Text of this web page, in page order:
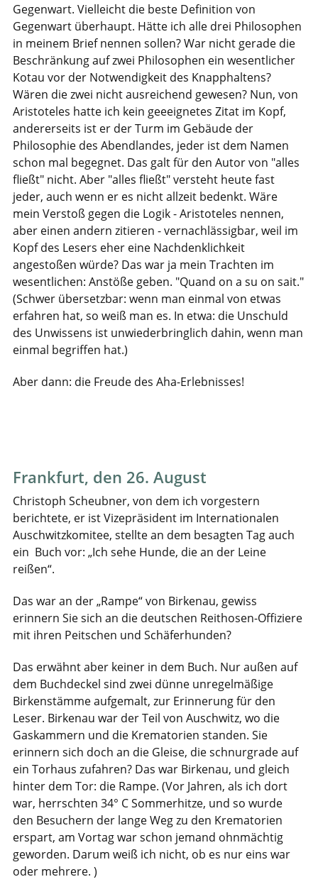
Gegenwart. Vielleicht die beste Definition von
Gegenwart überhaupt. Hätte ich alle drei Philosophen
in meinem Brief nennen sollen? War nicht gerade die
Beschränkung auf zwei Philosophen ein wesentlicher
Kotau vor der Notwendigkeit des Knapphaltens?
Wären die zwei nicht ausreichend gewesen? Nun, von
Aristoteles hatte ich kein geeeignetes Zitat im Kopf,
andererseits ist er der Turm im Gebäude der
Philosophie des Abendlandes, jeder ist dem Namen
schon mal begegnet. Das galt für den Autor von "alles
fließt" nicht. Aber "alles fließt" versteht heute fast
jeder, auch wenn er es nicht allzeit bedenkt. Wäre
mein Verstoß gegen die Logik - Aristoteles nennen,
aber einen andern zitieren - vernachlässigbar, weil im
Kopf des Lesers eher eine Nachdenklichkeit
angestoßen würde? Das war ja mein Trachten im
wesentlichen: Anstöße geben. "Quand on a su on sait."
(Schwer übersetzbar: wenn man einmal von etwas
erfahren hat, so weiß man es. In etwa: die Unschuld
des Unwissens ist unwiederbringlich dahin, wenn man
einmal begriffen hat.)
Aber dann: die Freude des Aha-Erlebnisses!
Frankfurt, den 26. August
Christoph Scheubner, von dem ich vorgestern
berichtete, er ist Vizepräsident im Internationalen
Auschwitzkomitee, stellte an dem besagten Tag auch
ein Buch vor: „Ich sehe Hunde, die an der Leine
reißen“.
Das war an der „Rampe“ von Birkenau, gewiss
erinnern Sie sich an die deutschen Reithosen-Offiziere
mit ihren Peitschen und Schäferhunden?
Das erwähnt aber keiner in dem Buch. Nur außen auf
dem Buchdeckel sind zwei dünne unregelmäßige
Birkenstämme aufgemalt, zur Erinnerung für den
Leser. Birkenau war der Teil von Auschwitz, wo die
Gaskammern und die Krematorien standen. Sie
erinnern sich doch an die Gleise, die schnurgrade auf
ein Torhaus zufahren? Das war Birkenau, und gleich
hinter dem Tor: die Rampe. (Vor Jahren, als ich dort
war, herrschten 34° C Sommerhitze, und so wurde
den Besuchern der lange Weg zu den Krematorien
erspart, am Vortag war schon jemand ohnmächtig
geworden. Darum weiß ich nicht, ob es nur eins war
oder mehrere. )